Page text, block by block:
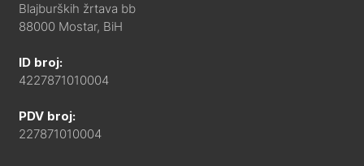
Blajburških žrtava bb
88000 Mostar, BiH
ID broj:
4227871010004
PDV broj:
227871010004